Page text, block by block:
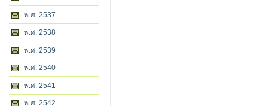
พ.ศ. 2537
พ.ศ. 2538
พ.ศ. 2539
พ.ศ. 2540
พ.ศ. 2541
พ.ศ. 2542